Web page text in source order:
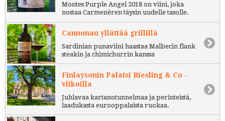
Montes Purple Angel 2018 on viini, joka
nostaa Carmenèren täysin uudelle tasolle.
Cannonau yllättää grillillä
Sardinian punaviini haastaa Malbecin flank
steakin ja chimichurrin kanssa
Finlaysonin Palatsi Riesling & Co -
viikoilla
Juhlavaa kartanotunnelmaa ja perinteistä,
laadukasta eurooppalaista ruokaa.